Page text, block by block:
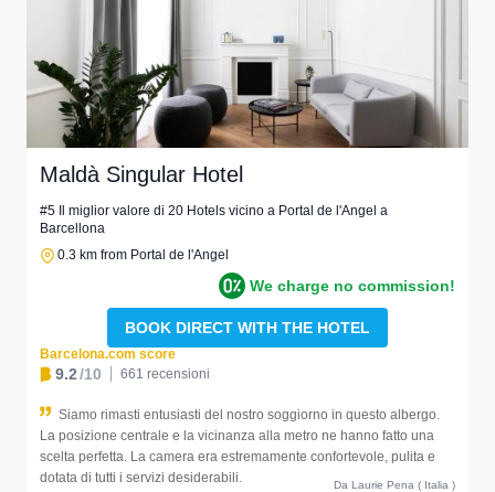
Maldà Singular Hotel
#5 Il miglior valore di 20 Hotels vicino a Portal de l'Angel a
Barcellona
0.3 km from Portal de l'Angel
We charge no commission!
BOOK DIRECT WITH THE HOTEL
Barcelona.com score
9.2/10 661 recensioni
Siamo rimasti entusiasti del nostro soggiorno in questo albergo.
La posizione centrale e la vicinanza alla metro ne hanno fatto una
scelta perfetta. La camera era estremamente confortevole, pulita e
dotata di tutti i servizi desiderabili.
Da Laurie Pena ( Italia )